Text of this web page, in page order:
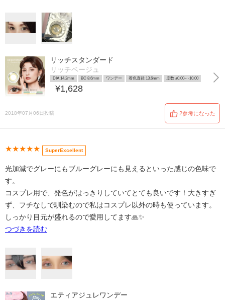
リッチスタンダード
リッチベージュ
DIA 14.2mm BC 8.6mm ワンデー 着色直径 13.6mm 度数 ±0.00~ -10.00
¥1,628
2018年07月06日投稿 2参考になった
★★★★★ SuperExcellent
光加減でグレーにもブルーグレーにも見えるといった感じの色味で
す。
コスプレ用で、発色がはっきりしていてとても良いです！大きすぎ
ず、フチなしで馴染むので私はコスプレ以外の時も使っています。
しっかり目元が盛れるので愛用してます🙏✨
つづきを読む
エティアジュレワンデー